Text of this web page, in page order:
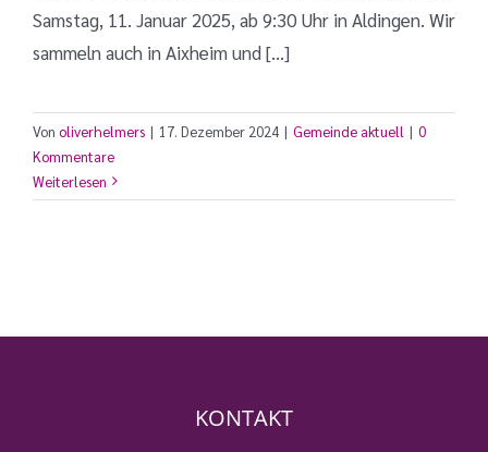
Samstag, 11. Januar 2025, ab 9:30 Uhr in Aldingen. Wir
sammeln auch in Aixheim und [...]
Von oliverhelmers | 17. Dezember 2024 | Gemeinde aktuell | 0
Kommentare
Weiterlesen
KONTAKT